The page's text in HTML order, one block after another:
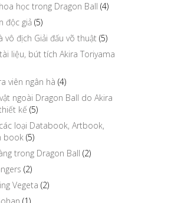
học trong Dragon Ball (4)
độc giả (5)
vô địch Giải đấu võ thuật (5)
liệu, bút tích Akira Toriyama
viên ngân hà (4)
ngoài Dragon Ball do Akira
kế (5)
loại Databook, Artbook,
book (5)
trong Dragon Ball (2)
(2)
Vegeta (2)